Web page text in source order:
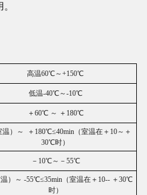
高温60℃～+150℃
低温-40℃～-10℃
＋60℃ ～ ＋180℃
温）～ ＋180℃≤40min（室温在＋10～＋
30℃时）
－10℃～－55℃
温）～ -55℃≤35min（室温在＋10-- ＋30℃
时）